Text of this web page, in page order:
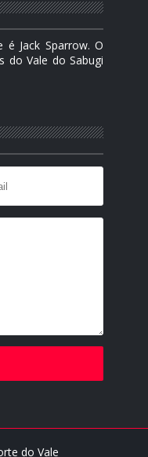
é Jack Sparrow. O
do Vale do Sabugi
do Vale